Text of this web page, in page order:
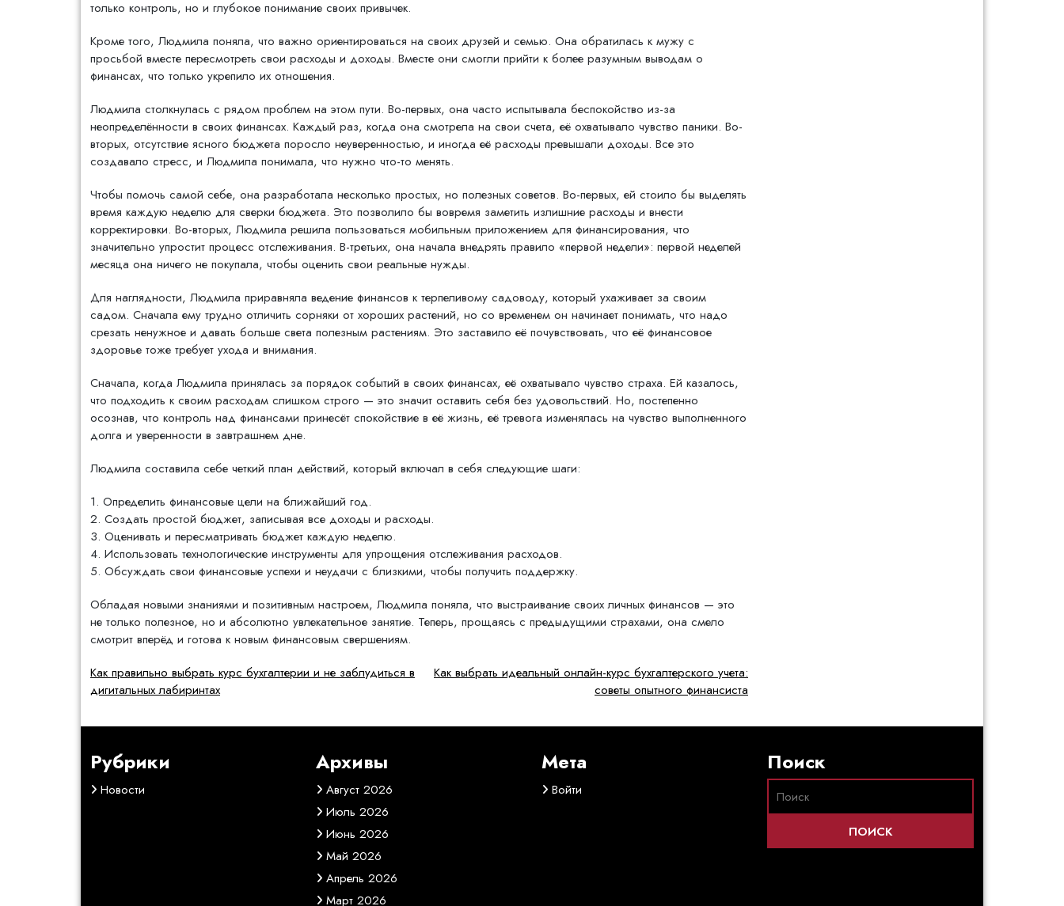
только контроль, но и глубокое понимание своих привычек.
Кроме того, Людмила поняла, что важно ориентироваться на своих друзей и семью. Она обратилась к мужу с
просьбой вместе пересмотреть свои расходы и доходы. Вместе они смогли прийти к более разумным выводам о
финансах, что только укрепило их отношения.
Людмила столкнулась с рядом проблем на этом пути. Во-первых, она часто испытывала беспокойство из-за
неопределённости в своих финансах. Каждый раз, когда она смотрела на свои счета, её охватывало чувство паники. Во-
вторых, отсутствие ясного бюджета поросло неуверенностью, и иногда её расходы превышали доходы. Все это
создавало стресс, и Людмила понимала, что нужно что-то менять.
Чтобы помочь самой себе, она разработала несколько простых, но полезных советов. Во-первых, ей стоило бы выделять
время каждую неделю для сверки бюджета. Это позволило бы вовремя заметить излишние расходы и внести
корректировки. Во-вторых, Людмила решила пользоваться мобильным приложением для финансирования, что
значительно упростит процесс отслеживания. В-третьих, она начала внедрять правило «первой недели»: первой неделей
месяца она ничего не покупала, чтобы оценить свои реальные нужды.
Для наглядности, Людмила приравняла ведение финансов к терпеливому садоводу, который ухаживает за своим
садом. Сначала ему трудно отличить сорняки от хороших растений, но со временем он начинает понимать, что надо
срезать ненужное и давать больше света полезным растениям. Это заставило её почувствовать, что её финансовое
здоровье тоже требует ухода и внимания.
Сначала, когда Людмила принялась за порядок событий в своих финансах, её охватывало чувство страха. Ей казалось,
что подходить к своим расходам слишком строго — это значит оставить себя без удовольствий. Но, постепенно
осознав, что контроль над финансами принесёт спокойствие в её жизнь, её тревога изменялась на чувство выполненного
долга и уверенности в завтрашнем дне.
Людмила составила себе четкий план действий, который включал в себя следующие шаги:
1. Определить финансовые цели на ближайший год.
2. Создать простой бюджет, записывая все доходы и расходы.
3. Оценивать и пересматривать бюджет каждую неделю.
4. Использовать технологические инструменты для упрощения отслеживания расходов.
5. Обсуждать свои финансовые успехи и неудачи с близкими, чтобы получить поддержку.
Обладая новыми знаниями и позитивным настроем, Людмила поняла, что выстраивание своих личных финансов — это
не только полезное, но и абсолютно увлекательное занятие. Теперь, прощаясь с предыдущими страхами, она смело
смотрит вперёд и готова к новым финансовым свершениям.
Навигация
по
записям
Как правильно выбрать курс бухгалтерии и не заблудиться в
дигитальных лабиринтах
Как выбрать идеальный онлайн-курс бухгалтерского учета:
советы опытного финансиста
Рубрики
Новости
Архивы
Август 2026
Июль 2026
Июнь 2026
Май 2026
Апрель 2026
Март 2026
Мета
Войти
Поиск